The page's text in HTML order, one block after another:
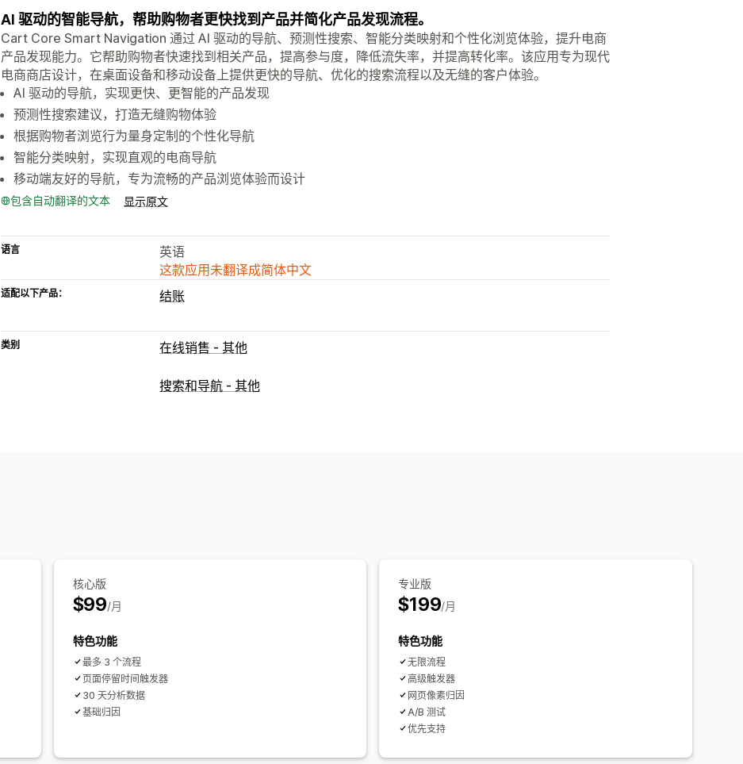
AI 驱动的智能导航，帮助购物者更快找到产品并简化产品发现流程。
Cart Core Smart Navigation 通过 AI 驱动的导航、预测性搜索、智能分类映射和个性化浏览体验，提升电商
产品发现能力。它帮助购物者快速找到相关产品，提高参与度，降低流失率，并提高转化率。该应用专为现代
电商商店设计，在桌面设备和移动设备上提供更快的导航、优化的搜索流程以及无缝的客户体验。
AI 驱动的导航，实现更快、更智能的产品发现
预测性搜索建议，打造无缝购物体验
根据购物者浏览行为量身定制的个性化导航
智能分类映射，实现直观的电商导航
移动端友好的导航，专为流畅的产品浏览体验而设计
包含自动翻译的文本 显示原文
语言
英语
这款应用未翻译成简体中文
适配以下产品： 结账
类别 在线销售 - 其他
搜索和导航 - 其他
核心版
$99/月
特色功能
最多 3 个流程
页面停留时间触发器
30 天分析数据
基础归因
专业版
$199/月
特色功能
无限流程
高级触发器
网页像素归因
A/B 测试
优先支持